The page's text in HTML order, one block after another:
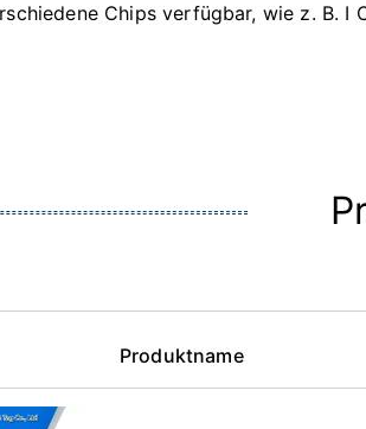
Chips verfügbar, wie z. B. I
Produktname